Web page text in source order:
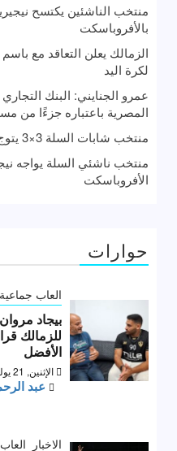
منتخب الناشئين يكتسح
بالأفروباسكت
الزمالك يعلن التعاقد مع
لكرة اليد
عمرو الجنايني: البنك
المصرية باعتباره جزءًا من
منتخب شابات السلة 3×3 يتوج بدوري الأمم – التوقف الثاني
منتخب ناشئي السلة يواجه
الأفروباسكت
حوارات
العاب جماعية
بيجاد
للزمالك
الأفضل
الإثنين, 21 يوليو 2025, 5:37 م
عبد
الاخبار